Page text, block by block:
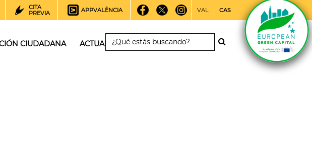
CITA
PREVIA
APPVALÈNCIA VAL CAS
CIUDADANA ACTUALIDAD